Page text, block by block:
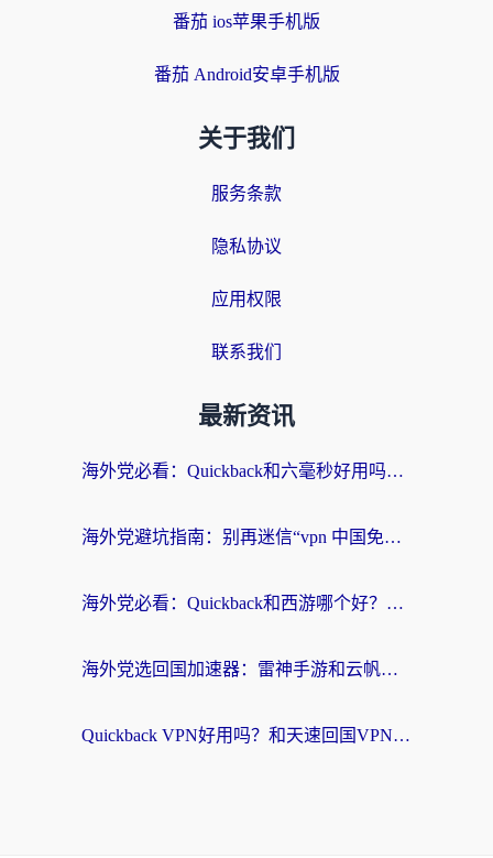
番茄 ios苹果手机版
番茄 Android安卓手机版
关于我们
服务条款
隐私协议
应用权限
联系我们
最新资讯
海外党必看：Quickback和六毫秒好用吗？3步选对回国加速器，无缝刷国内剧玩游戏
海外党避坑指南：别再迷信“vpn 中国免费”，选对回国加速器才能无缝刷国内资源
海外党必看：Quickback和西游哪个好？3个维度教你选对回国加速器
海外党选回国加速器：雷神手游和云帆哪个好？附3组对比+避坑指南
Quickback VPN好用吗？和天速回国VPN对比哪个回国效果更好？海外党必看的真实体验指南